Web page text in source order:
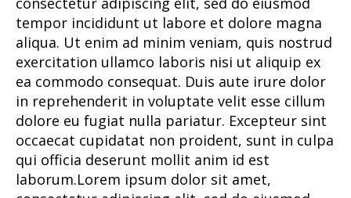
tempor incididunt ut labore et dolore magna
aliqua. Ut enim ad minim veniam, quis nostrud
exercitation ullamco laboris nisi ut aliquip ex
ea commodo consequat. Duis aute irure dolor
in reprehenderit in voluptate velit esse cillum
dolore eu fugiat nulla pariatur. Excepteur sint
occaecat cupidatat non proident, sunt in culpa
qui officia deserunt mollit anim id est
laborum.Lorem ipsum dolor sit amet,